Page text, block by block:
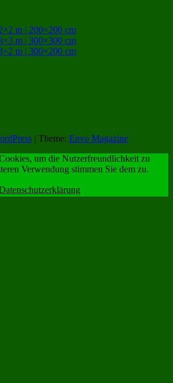
m | 200×200 cm
m | 300×300 cm
m | 300×200 cm
| Theme: Envo Magazine
um die Nutzerfreundlichkeit zu
Verwendung stimmen Sie dem zu.